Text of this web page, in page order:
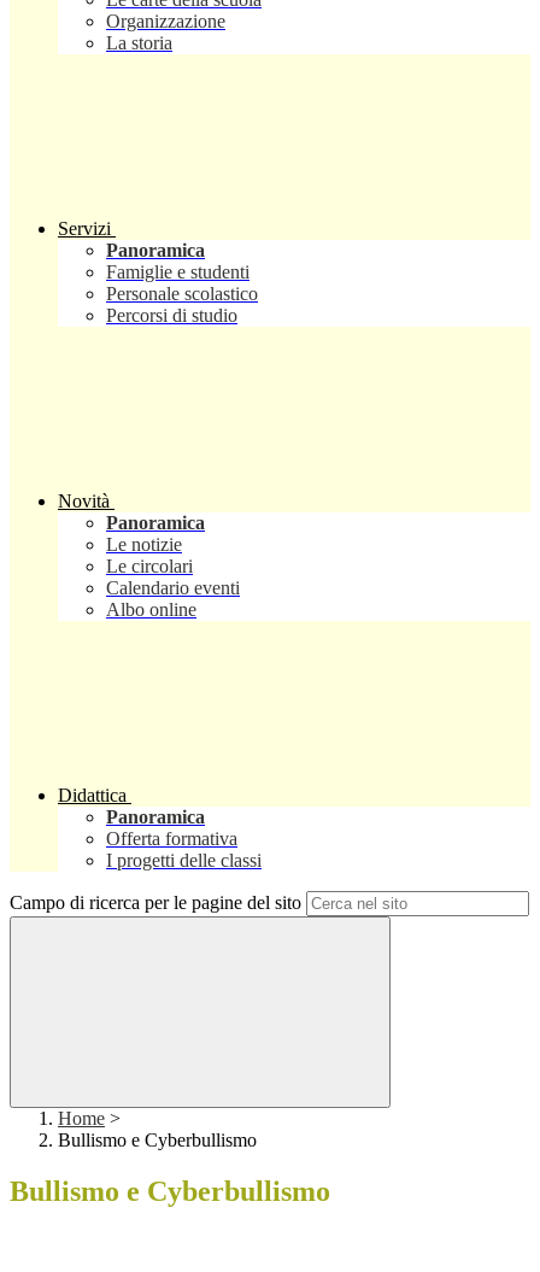
Organizzazione
La storia
Servizi
Panoramica
Famiglie e studenti
Personale scolastico
Percorsi di studio
Novità
Panoramica
Le notizie
Le circolari
Calendario eventi
Albo online
Didattica
Panoramica
Offerta formativa
I progetti delle classi
Campo di ricerca per le pagine del sito
Home >
Bullismo e Cyberbullismo
Bullismo e Cyberbullismo